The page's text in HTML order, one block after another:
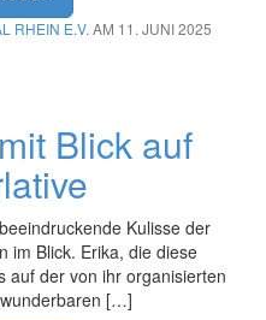
RHEIN E.V. AM 11. JUNI 2025
Blick auf
Kulisse der
im Blick. Erika, die diese
auf der von ihr organisierten
[…]